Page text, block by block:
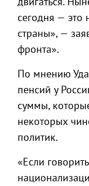
сегодня — это
страны», —
фронта».
По мнению
пенсий у
суммы,
некоторых
политик.
«Если